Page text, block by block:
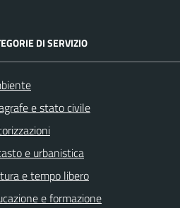
DI SERVIZIO
e stato civile
e urbanistica
e tempo libero
e formazione